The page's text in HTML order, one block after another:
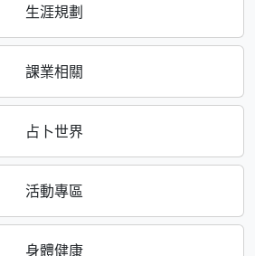
生涯規劃
課業相關
占卜世界
活動專區
身體健康